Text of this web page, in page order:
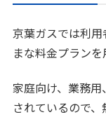
京葉ガスでは利
まな料金プランを
家庭向け、業務
されているので、